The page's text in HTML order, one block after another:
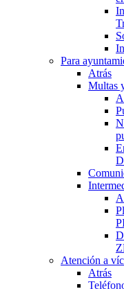
Para
Atrás
Multas
Atención a
Atrás